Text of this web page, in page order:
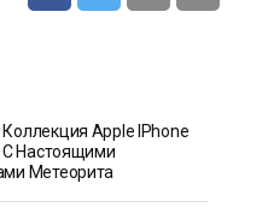
Apple IPhone
С Настоящими
Метеорита